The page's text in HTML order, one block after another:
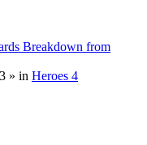
Breakdown from
» in Heroes 4